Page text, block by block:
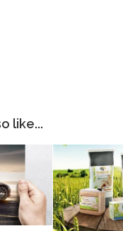
like...